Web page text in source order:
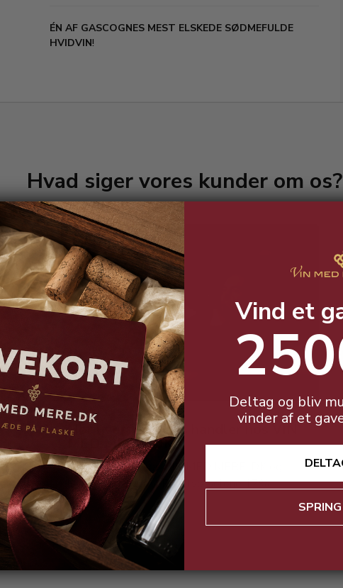
ÉN AF GASCOGNES MEST ELSKEDE SØDMEFULDE
HVIDVIN!
Hvad siger vores kunder om os?
Hør hvorfor Claus handler hos VIN
MED MERE .DK
Claus er kunde hos VIN MED MERE .DK og
handler ofte vores Primitvo Solone 17%...
Vind et
Deltag og bliv
vinder af et